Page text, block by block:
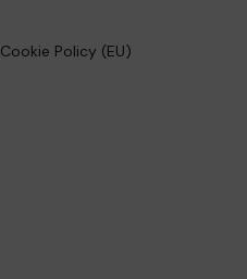
Cookie Policy (EU)